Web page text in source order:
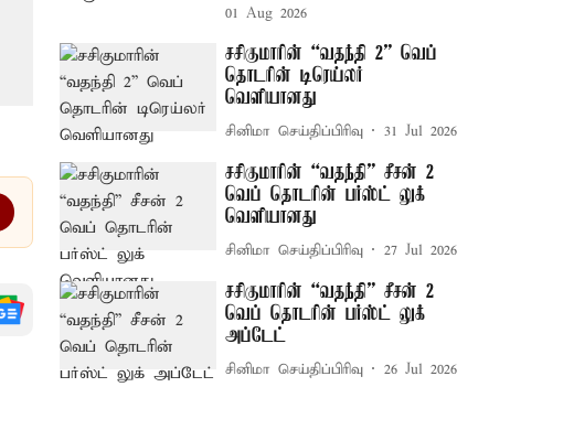
01 Aug 2026
சசிகுமாரின் “வதந்தி 2” வெப்
தொடரின் டிரெய்லர்
வெளியானது
சினிமா செய்திப்பிரிவு 31 Jul 2026
சசிகுமாரின் “வதந்தி” சீசன் 2
வெப் தொடரின் பர்ஸ்ட் லுக்
வெளியானது
சினிமா செய்திப்பிரிவு 27 Jul 2026
சசிகுமாரின் “வதந்தி” சீசன் 2
வெப் தொடரின் பர்ஸ்ட் லுக்
அப்டேட்
சினிமா செய்திப்பிரிவு 26 Jul 2026